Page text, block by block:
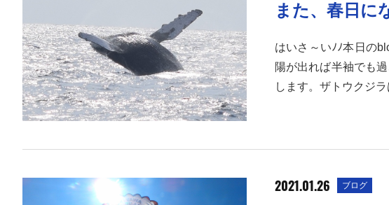
はいさ～いﾉﾉ本日の
陽が出れば半袖でも
します。ザトウクジ
2021.01.26 ブログ